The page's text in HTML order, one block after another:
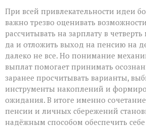
При всей привлекательности идеи
важно трезво оценивать
рассчитывать на зарплату в
да и отложить выход на пенсию на
далеко не все. Но понимание
выплат помогает принимать
заранее просчитывать варианты,
инструменты накоплений и
ожидания. В итоге именно
пенсии и личных сбережений
надёжным способом обеспечить